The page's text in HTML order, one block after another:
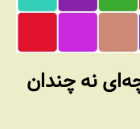
نه چندان